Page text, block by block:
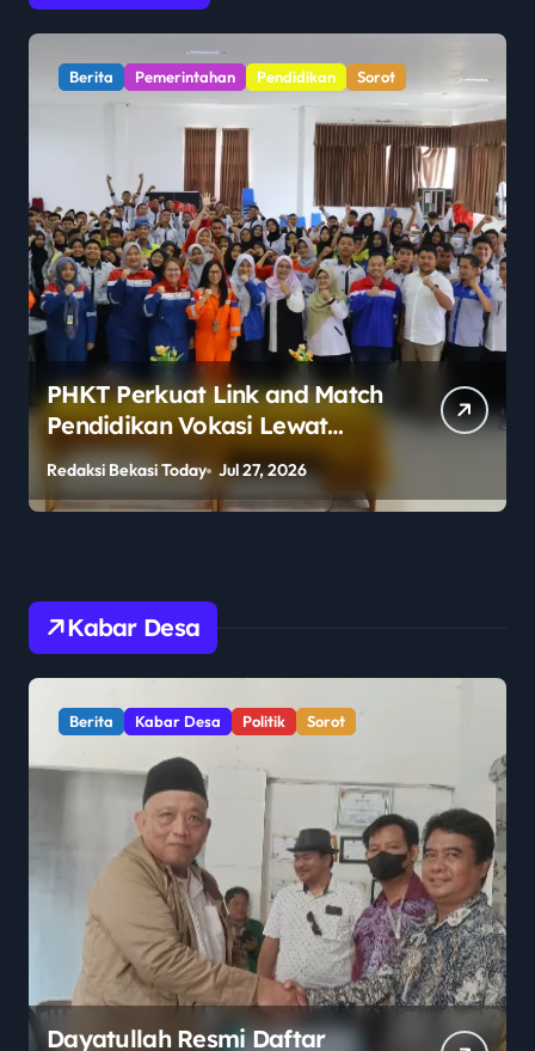
Berita Pemerintahan Pendidikan Sorot
PHKT Perkuat Link and Match
Pendidikan Vokasi Lewat
Program Guru Tamu di SMKN
2 Penajam Paser Utara
Redaksi Bekasi Today Jul 27, 2026
Kabar Desa
Berita Kabar Desa Politik Sorot
Dayatullah Resmi Daftar